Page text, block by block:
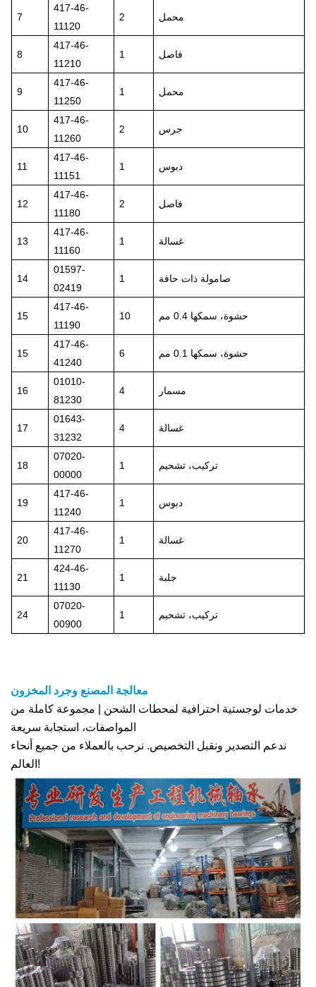
7
417-46-
11120
2 محمل
8
417-46-
11210
1 فاصل
9
417-46-
11250
1 محمل
10
417-46-
11260
2 جرس
11
417-46-
11151
1 دبوس
12
417-46-
11180
2 فاصل
13
417-46-
11160
1 غسالة
14
01597-
02419
1 صامولة ذات حافة
15
417-46-
11190
10 حشوة، سمكها 0.4 مم
15
417-46-
41240
6 حشوة، سمكها 0.1 مم
16
01010-
81230
4 مسمار
17
01643-
31232
4 غسالة
18
07020-
00000
1 تركيب، تشحيم
19
417-46-
11240
1 دبوس
20
417-46-
11270
1 غسالة
21
424-46-
11130
1 جلبة
24
07020-
00900
1 تركيب، تشحيم
معالجة المصنع وجرد المخزون
خدمات لوجستية احترافية لمحطات الشحن | مجموعة كاملة من
المواصفات، استجابة سريعة
ندعم التصدير ونقبل التخصيص. نرحب بالعملاء من جميع أنحاء
العالم!